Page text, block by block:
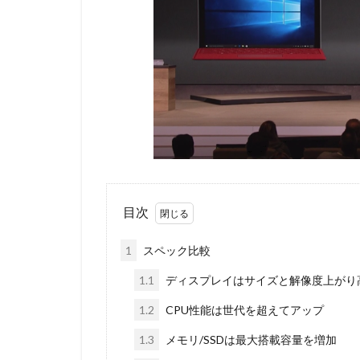
目次
1 スペック比較
1.1 ディスプレイはサイズと解像度上がり
1.2 CPU性能は世代を超えてアップ
1.3 メモリ/SSDは最大搭載容量を増加